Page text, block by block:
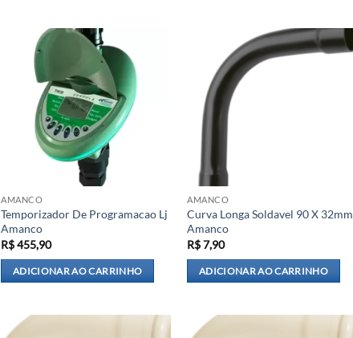
AMANCO
Temporizador De Programacao Lj
Amanco
R$455,90
ADICIONAR AO CARRINHO
AMANCO
Curva Longa Soldavel 90 X 32mm
Amanco
R$7,90
ADICIONAR AO CARRINHO